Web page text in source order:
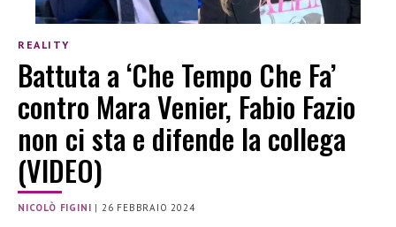
REALITY
Battuta a ‘Che Tempo Che Fa’
contro Mara Venier, Fabio Fazio
non ci sta e difende la collega
(VIDEO)
NICOLÒ FIGINI | 26 FEBBRAIO 2024